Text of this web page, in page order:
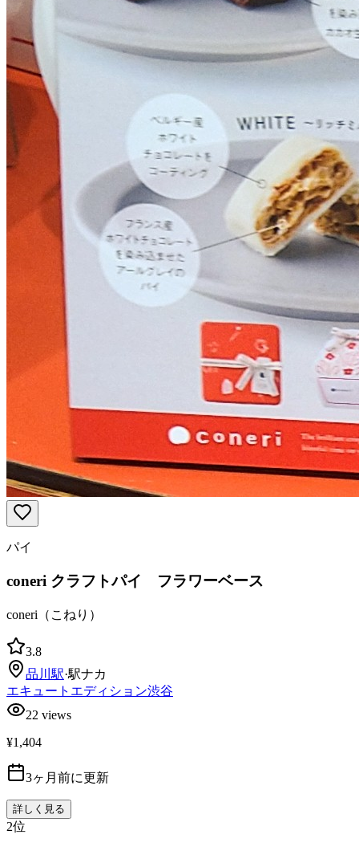
パイ
coneri クラフトパイ フラワーベース
coneri（こねり）
3.8
品川 駅·駅ナカ
エキュートエディション渋谷
22 views
¥1,404
3ヶ月前に更新
詳しく見る
2位